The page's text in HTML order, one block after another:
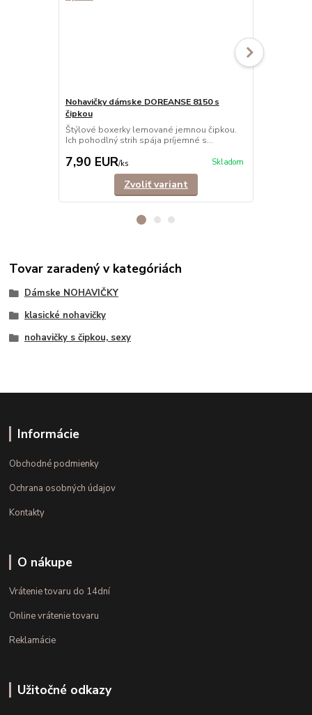
Nohavičky dámske DOREANSE 8150 s
čipkou
Štýlové boxerky lemované jemnou čipkou.
Ich pohodlný strih spája príjemné s...
7,90 EUR/ks Skladom
Zvoliť variant
Tovar zaradený v kategóriách
Dámske NOHAVIČKY
klasické nohavičky
nohavičky s čipkou, sexy
Informácie
Obchodné podmienky
Ochrana osobných údajov
Kontakty
O nákupe
Vrátenie tovaru do 14dní
Online vrátenie tovaru
Reklamácie
Užitočné odkazy